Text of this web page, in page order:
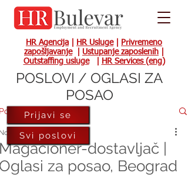
HR Agencija HR Usluge|
Privremeno
zapošljavanje| Ustupanje zaposlenih
Outstaffing usluge| HR Services (eng)
dostavljač |
za posao, Beograd
9, 2020
Prijavi se
Svi poslovi
POSLOVI / OGLASI ZA
POSAO